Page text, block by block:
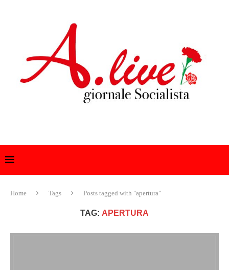
Home Tags Posts tagged with "apertura"
TAG: APERTURA